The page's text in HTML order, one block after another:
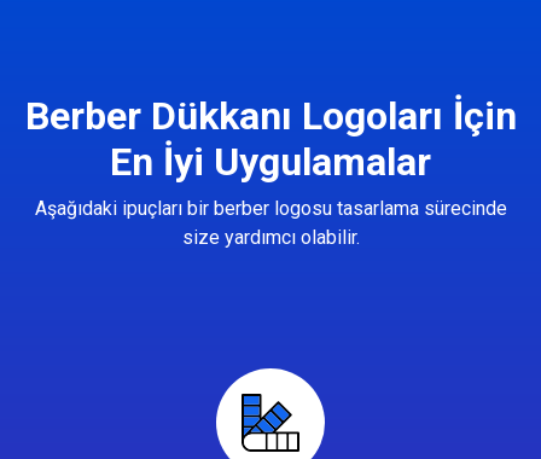
Berber Dükkanı Logoları İçin
En İyi Uygulamalar
Aşağıdaki ipuçları bir berber logosu tasarlama sürecinde
size yardımcı olabilir.